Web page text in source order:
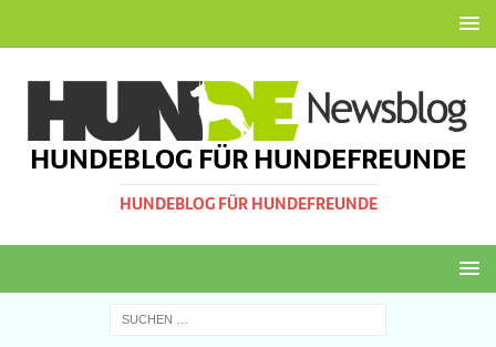
HUNDEBLOG FÜR HUNDEFREUNDE
HUNDEBLOG FÜR HUNDEFREUNDE